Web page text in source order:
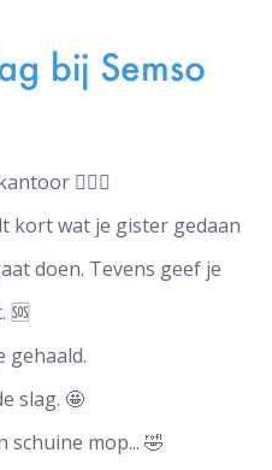
bij Semso
🙋🏼‍♂️
kort wat je gister gedaan
doen. Tevens geef je
🆘
gehaald.
slag. 🤩
mop... 🤣